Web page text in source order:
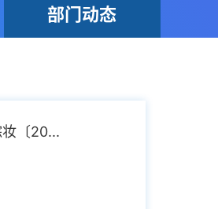
部门动态
〔20...